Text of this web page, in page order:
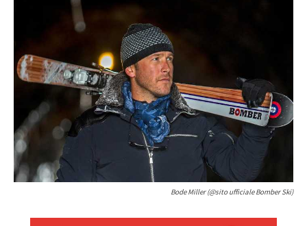
Bode Miller (@sito ufficiale Bomber Ski)